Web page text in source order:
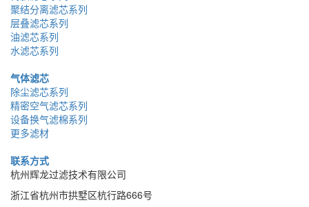
聚结分离滤芯系列
层叠滤芯系列
油滤芯系列
水滤芯系列
气体滤芯
除尘滤芯系列
精密空气滤芯系列
设备换气滤棉系列
更多滤材
联系方式
杭州辉龙过滤技术有限公司
浙江省杭州市拱墅区杭行路666号